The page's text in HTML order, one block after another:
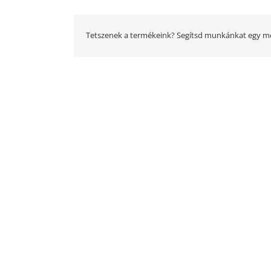
Tetszenek a termékeink? Segítsd munkánkat egy